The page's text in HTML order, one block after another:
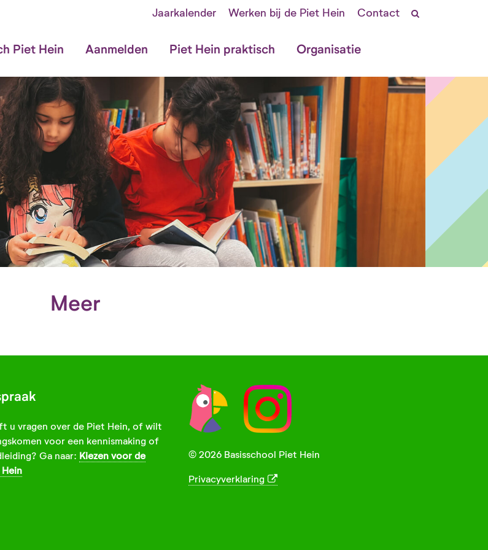
Contact
Werken bij de Piet Hein
Jaarkalender
Piet Hein Aanmelden Piet Hein praktisch Organisatie
Meer
u vragen over de Piet Hein, of wilt
voor een kennismaking of
Ga naar: Kiezen voor de
© 2026 Basisschool Piet Hein
Privacyverklaring